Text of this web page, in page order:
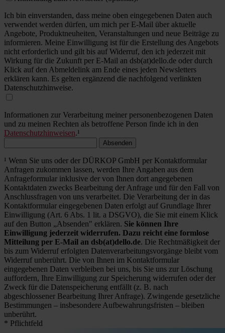
Ich bin einverstanden, dass meine oben eingegebenen Daten auch
verwendet werden dürfen, um mich per E-Mail über aktuelle
Angebote, Produktneuheiten, Veranstaltungen und neue Beiträge zu
informieren. Meine Einwilligung ist für die Erstellung des Angebots
nicht erforderlich und gilt bis auf Widerruf, den ich jederzeit mit
Wirkung für die Zukunft per E-Mail an dsb(at)dello.de oder durch
Klick auf den Abmeldelink am Ende eines jeden Newsletters
erklären kann. Es gelten ergänzend die nachfolgend verlinkten
Datenschutzhinweise.
Informationen zur Verarbeitung meiner personenbezogenen Daten
und zu meinen Rechten als betroffene Person finde ich in den
Datenschutzhinweisen.¹
Absenden
¹ Wenn Sie uns oder der DÜRKOP GmbH per Kontaktformular
Anfragen zukommen lassen, werden Ihre Angaben aus dem
Anfrageformular inklusive der von Ihnen dort angegebenen
Kontaktdaten zwecks Bearbeitung der Anfrage und für den Fall von
Anschlussfragen von uns verarbeitet. Die Verarbeitung der in das
Kontaktformular eingegebenen Daten erfolgt auf Grundlage Ihrer
Einwilligung (Art. 6 Abs. 1 lit. a DSGVO), die Sie mit einem Klick
auf den Button „Absenden" erklären. Sie können Ihre
Einwilligung jederzeit widerrufen. Dazu reicht eine formlose
Mitteilung per E-Mail an dsb(at)dello.de. Die Rechtmäßigkeit der
bis zum Widerruf erfolgten Datenverarbeitungsvorgänge bleibt vom
Widerruf unberührt. Die von Ihnen im Kontaktformular
eingegebenen Daten verbleiben bei uns, bis Sie uns zur Löschung
auffordern, Ihre Einwilligung zur Speicherung widerrufen oder der
Zweck für die Datenspeicherung entfällt (z. B. nach
abgeschlossener Bearbeitung Ihrer Anfrage). Zwingende gesetzliche
Bestimmungen – insbesondere Aufbewahrungsfristen – bleiben
unberührt.
* Pflichtfeld